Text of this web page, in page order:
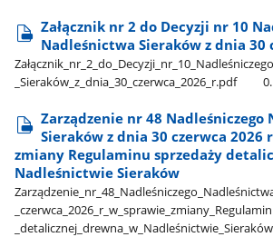
Załącznik nr 2 do Decyzji nr 10
Nadleśnictwa Sieraków z dnia 30
_Sieraków​_z​_dnia​_30​_czerwca​_2026​_r.pdf
Zarządzenie nr 48 Nadleśniczego
Sieraków z dnia 30 czerwca 2026
zmiany Regulaminu sprzedaży
Nadleśnictwie Sieraków